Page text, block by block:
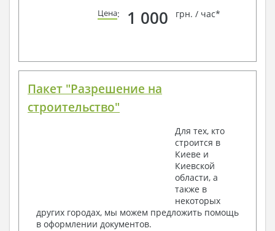
Цена: 1 000 грн. / час*
Пакет "Разрешение на
строительство"
Для тех, кто
строится в
Киеве и
Киевской
области, а
также в
некоторых
других городах, мы можем предложить помощь
в оформлении документов.